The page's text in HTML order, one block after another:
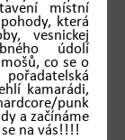
místní
která
vesnickej
údolí
co se o
kamarádi,
punk
a začínáme
na vás!!!!